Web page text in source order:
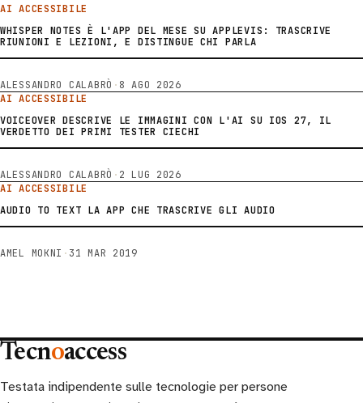
AI ACCESSIBILE
WHISPER NOTES È L'APP DEL MESE SU APPLEVIS: TRASCRIVE
RIUNIONI E LEZIONI, E DISTINGUE CHI PARLA
ALESSANDRO CALABRÒ · 8 AGO 2026
AI ACCESSIBILE
VOICEOVER DESCRIVE LE IMMAGINI CON L'AI SU IOS 27, IL
VERDETTO DEI PRIMI TESTER CIECHI
ALESSANDRO CALABRÒ · 2 LUG 2026
AI ACCESSIBILE
AUDIO TO TEXT LA APP CHE TRASCRIVE GLI AUDIO
AMEL MOKNI · 31 MAR 2019
Tecnoaccess
Testata indipendente sulle tecnologie per persone